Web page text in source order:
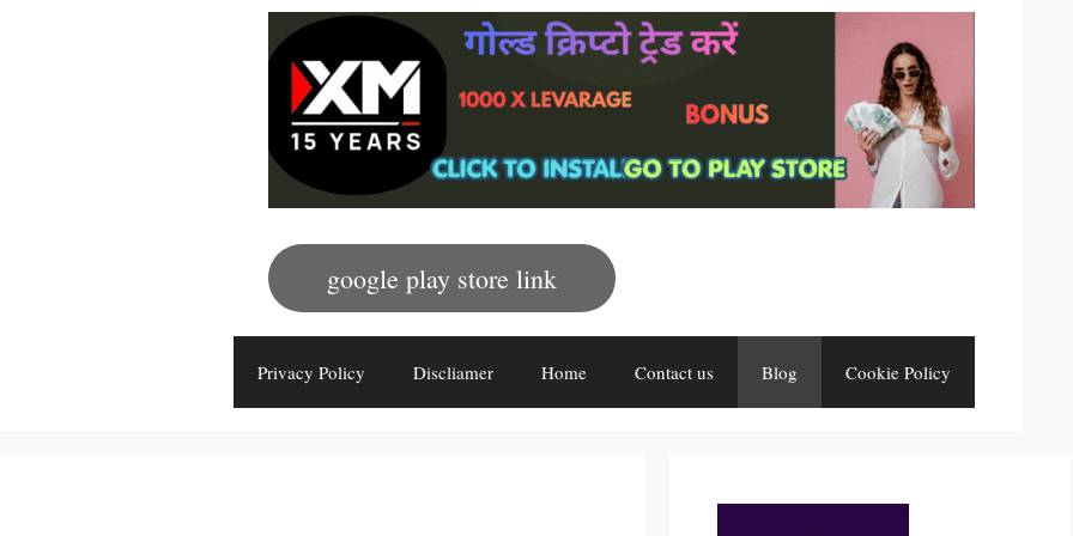
google play store link
Privacy Policy Discliamer Home Contact us Blog Cookie Policy